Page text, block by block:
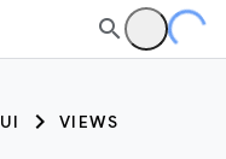
UI VIEWS